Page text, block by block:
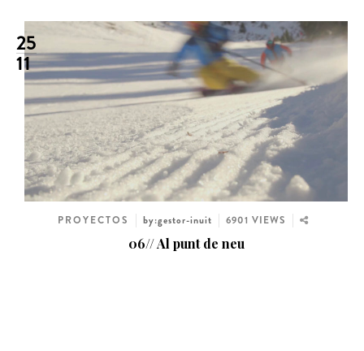
25
11
PROYECTOS by:gestor-inuit 6901 VIEWS
06// Al punt de neu